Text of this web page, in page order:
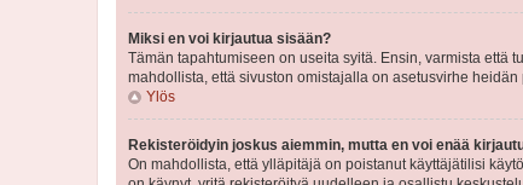
Miksi en voi kirjautua sisään?
Tämän tapahtumiseen on useita syitä. Ensin, varmista että
mahdollista, että sivuston omistajalla on asetusvirhe
Ylös
Rekisteröidyin joskus aiemmin, mutta en voi enää
On mahdollista, että ylläpitäjä on poistanut käyttäjätilisi